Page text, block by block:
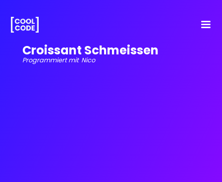
Croissant Schmeissen
Programmiert mit Nico